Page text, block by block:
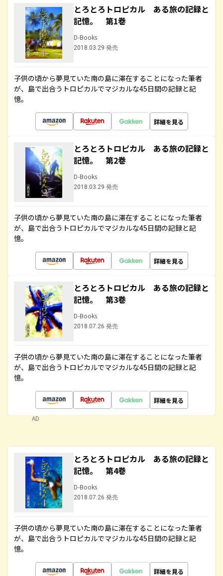
とろとろトロピカル ある旅の記録と
記憶。 第1巻
D-Books
2018.03.29 発売
子供の頃から夢見ていた南の島に滞在することになった筆者
が、島で出合うトロピカルでマジカルな45日間の記録と記
憶。
詳細を見る
とろとろトロピカル ある旅の記録と
記憶。 第2巻
D-Books
2018.03.29 発売
子供の頃から夢見ていた南の島に滞在することになった筆者
が、島で出合うトロピカルでマジカルな45日間の記録と記
憶。
詳細を見る
とろとろトロピカル ある旅の記録と
記憶。 第3巻
D-Books
2018.07.26 発売
子供の頃から夢見ていた南の島に滞在することになった筆者
が、島で出合うトロピカルでマジカルな45日間の記録と記
憶。
詳細を見る
AD
とろとろトロピカル ある旅の記録と
記憶。 第4巻
D-Books
2018.07.26 発売
子供の頃から夢見ていた南の島に滞在することになった筆者
が、島で出合うトロピカルでマジカルな45日間の記録と記
憶。
詳細を見る